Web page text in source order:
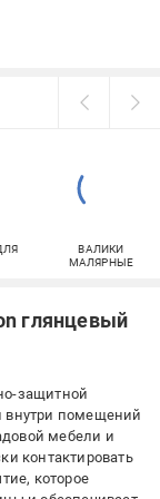
ВАЛИКИ
МАЛЯРНЫЕ
глянцевый
защитной
внутри помещений
мебели и
контактировать
которое